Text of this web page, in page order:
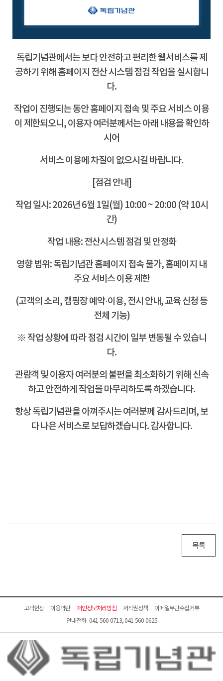
독립기념관에서는 보다 안전하고 편리한 웹서비스를 제
공하기 위해 홈페이지 전산 시스템 점검 작업을 실시합니
다.
작업이 진행되는 동안 홈페이지 접속 및 주요 서비스 이용
이 제한되오니, 이용자 여러분께서는 아래 내용을 확인하
시어
서비스 이용에 차질이 없으시길 바랍니다.
[점검 안내]
작업 일시: 2026년 6월 1일(월) 10:00 ~ 20:00 (약 10시
간)
작업 내용: 전산시스템 점검 및 안정화
영향 범위: 독립기념관 홈페이지 접속 불가, 홈페이지 내
주요 서비스 이용 제한
(고객의 소리, 캠핑장 예약·이용, 전시 안내, 교육 신청 등
전체 기능)
※ 작업 상황에 따라 점검 시간이 일부 변동될 수 있습니
다.
관람객 및 이용자 여러분의 불편을 최소화하기 위해 신속
하고안전하게 작업을 마무리하도록 하겠습니다.
항상 독립기념관을 아껴주시는 여러분께 감사드리며, 보
다 나은 서비스로 보답하겠습니다. 감사합니다.
목록
고객헌장 이용약관 개인정보처리방침 저작권정책
이메일무단수집거부
안내전화 041-560-0713, 041-560-0625